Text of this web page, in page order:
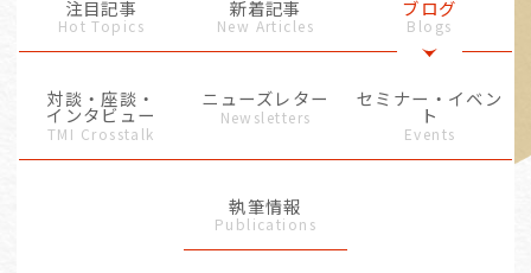
注目記事
Hot Topics
新着記事
New Articles
ブログ
Blogs
対談・座談・
インタビュー
TMI Crosstalk
ニューズレター
Newsletters
セミナー・イベン
ト
Events
執筆情報
Publications